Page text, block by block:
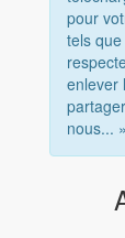
pour
tels
enlever
nous... »